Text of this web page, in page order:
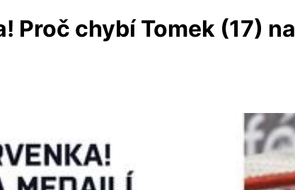
Proč chybí Tomek (17)